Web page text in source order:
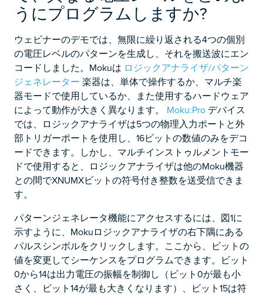
うにプログラムしますか?
ウェビナーのデモでは、無限に繰り返される4つの個別
の電圧レベルのパターンを生成し、それを搬送波にエン
コードしました。Mokuは ロジックアナライザ/パターン
ジェネレーター 楽器は、単体で操作するか、マルチ楽
器モードで使用しているか、また使用するハードウェア
によって動作が大きく異なります。 Moku:Pro デバイス
では、ロジックアナライザは5つの物理入力ポートと外
部トリガーポートを使用し、16ビットの数値のみをデコ
ードできます。しかし、マルチインストゥルメントモー
ドで使用すると、ロジックアナライザは他のMoku機器
との間でXNUMXビットの符号付き整数を送受信できま
す。
パターンジェネレータ機能にアクセスするには、図1に
示すように、Mokuロジックアナライザの右下隅にある
パルスシンボルをクリックします。ここから、ビットの
値を変更してシーケンスをプログラムできます。ビット
0から14は出力電圧の振幅を制御し（ビット0が最も小
さく、ビット14が最も大きくなります）、ビット15は符